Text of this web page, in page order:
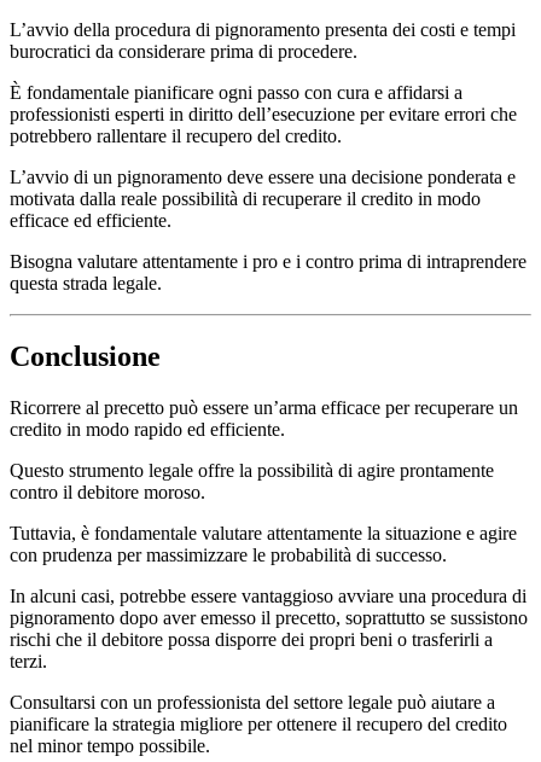
L’avvio della procedura di pignoramento presenta dei costi e tempi
burocratici da considerare prima di procedere.
È fondamentale pianificare ogni passo con cura e affidarsi a
professionisti esperti in diritto dell’esecuzione per evitare errori che
potrebbero rallentare il recupero del credito.
L’avvio di un pignoramento deve essere una decisione ponderata e
motivata dalla reale possibilità di recuperare il credito in modo
efficace ed efficiente.
Bisogna valutare attentamente i pro e i contro prima di intraprendere
questa strada legale.
Conclusione
Ricorrere al precetto può essere un’arma efficace per recuperare un
credito in modo rapido ed efficiente.
Questo strumento legale offre la possibilità di agire prontamente
contro il debitore moroso.
Tuttavia, è fondamentale valutare attentamente la situazione e agire
con prudenza per massimizzare le probabilità di successo.
In alcuni casi, potrebbe essere vantaggioso avviare una procedura di
pignoramento dopo aver emesso il precetto, soprattutto se sussistono
rischi che il debitore possa disporre dei propri beni o trasferirli a
terzi.
Consultarsi con un professionista del settore legale può aiutare a
pianificare la strategia migliore per ottenere il recupero del credito
nel minor tempo possibile.